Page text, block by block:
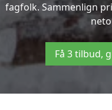
fagfolk. Sammenlign
Få 3 tilbud,